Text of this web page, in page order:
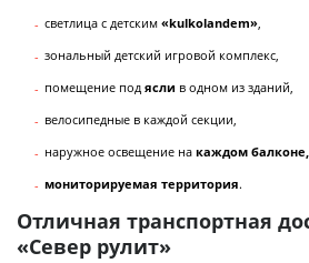
светлица с детским «kulkolandem»
зональный детский игровой комплекс,
помещение под ясли в одном из зданий,
велосипедные в каждой секции,
наружное освещение на каждом
мониторируемая территория.
Отличная транспортная
«Север рулит»